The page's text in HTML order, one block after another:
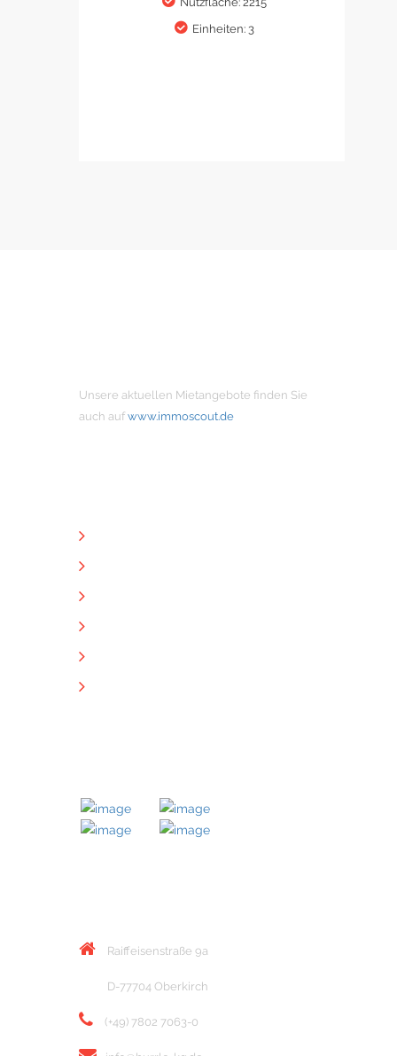
Einheiten: 3
Unsere aktuellen Mietangebote finden Sie
auch auf www.immoscout.de
Raiffeisenstraße 9a
D-77704 Oberkirch
(+49) 7802 7063-0